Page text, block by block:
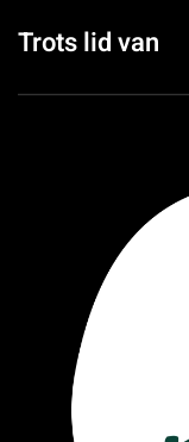
Trots lid van